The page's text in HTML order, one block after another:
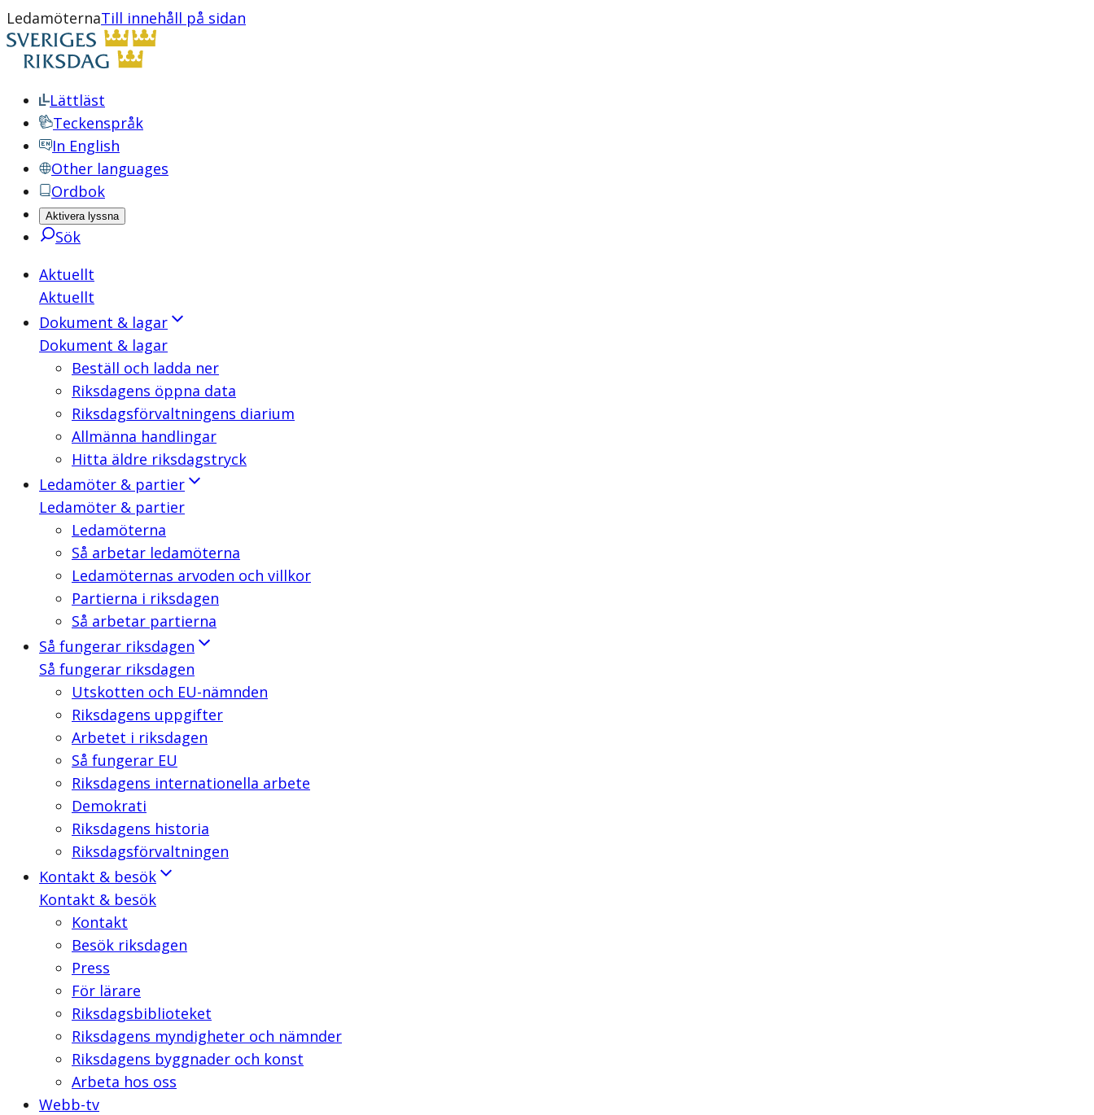
LedamöternaTill innehåll på sidan
Lättläst
Teckenspråk
In English
Other languages
Ordbok
Aktivera lyssna
Sök
Aktuellt
Aktuellt
Dokument & lagar
Dokument & lagar
Beställ och ladda ner
Riksdagens öppna data
Riksdagsförvaltningens diarium
Allmänna handlingar
Hitta äldre riksdagstryck
Ledamöter & partier
Ledamöter & partier
Ledamöterna
Så arbetar ledamöterna
Ledamöternas arvoden och villkor
Partierna i riksdagen
Så arbetar partierna
Så fungerar riksdagen
Så fungerar riksdagen
Utskotten och EU-nämnden
Riksdagens uppgifter
Arbetet i riksdagen
Så fungerar EU
Riksdagens internationella arbete
Demokrati
Riksdagens historia
Riksdagsförvaltningen
Kontakt & besök
Kontakt & besök
Kontakt
Besök riksdagen
Press
För lärare
Riksdagsbiblioteket
Riksdagens myndigheter och nämnder
Riksdagens byggnader och konst
Arbeta hos oss
Webb-tv